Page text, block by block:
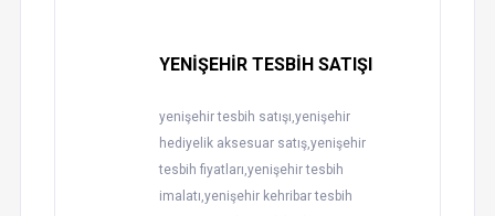
YENİŞEHİR TESBİH SATIŞI
yenişehir tesbih satışı,yenişehir
hediyelik aksesuar satış,yenişehir
tesbih fiyatları,yenişehir tesbih
imalatı,yenişehir kehribar tesbih